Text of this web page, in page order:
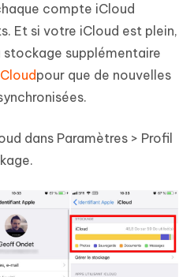
compte iCloud
Et si votre iCloud est plein,
supplémentaire
pour que de nouvelles
dans Paramètres > Profil